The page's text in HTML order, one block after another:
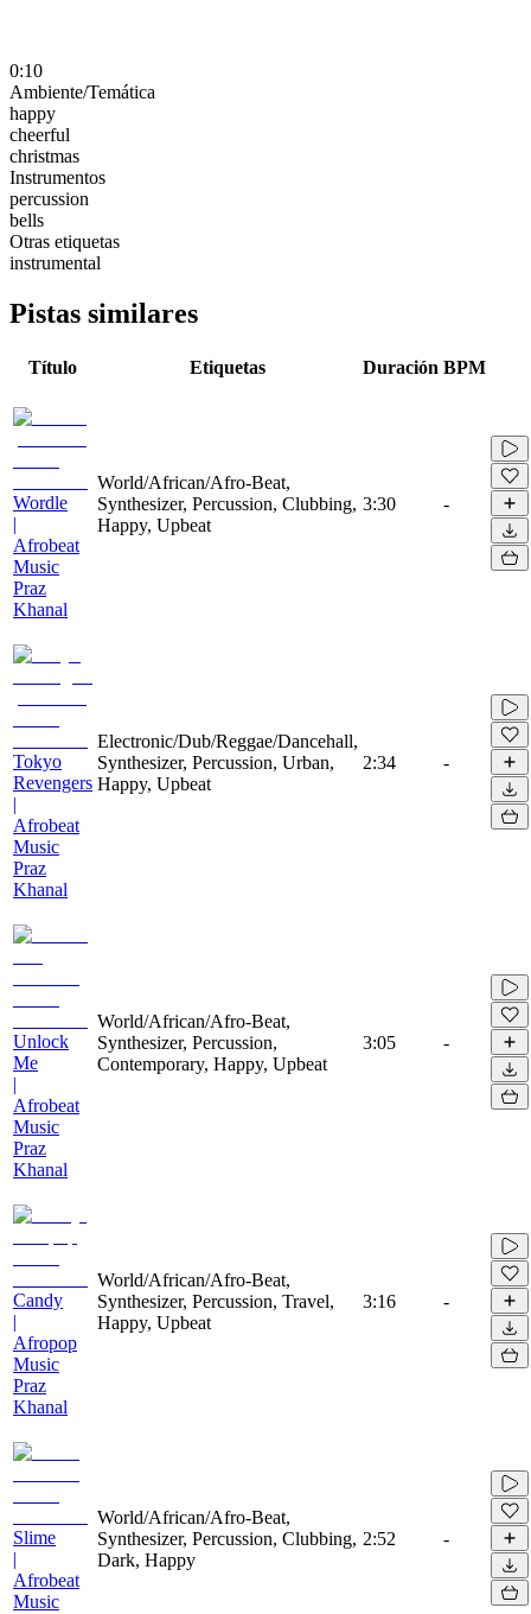
0:10
Ambiente/Temática
happy
cheerful
christmas
Instrumentos
percussion
bells
Otras etiquetas
instrumental
Pistas similares
Título Etiquetas Duración BPM
Wordle
|
Afrobeat
Music
Praz
Khanal
World/African/Afro-Beat,
Synthesizer, Percussion, Clubbing,
Happy, Upbeat
3:30 -
Tokyo
Revengers
|
Afrobeat
Music
Praz
Khanal
Electronic/Dub/Reggae/Dancehall,
Synthesizer, Percussion, Urban,
Happy, Upbeat
2:34 -
Unlock
Me
|
Afrobeat
Music
Praz
Khanal
World/African/Afro-Beat,
Synthesizer, Percussion,
Contemporary, Happy, Upbeat
3:05 -
Candy
|
Afropop
Music
Praz
Khanal
World/African/Afro-Beat,
Synthesizer, Percussion, Travel,
Happy, Upbeat
3:16 -
Slime
|
Afrobeat
Music
World/African/Afro-Beat,
Synthesizer, Percussion, Clubbing,
Dark, Happy
2:52 -